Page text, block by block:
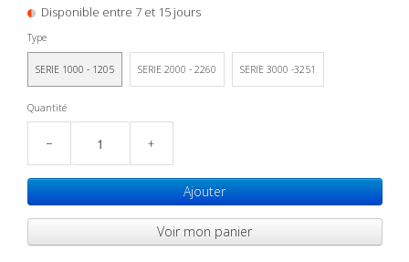
Disponible entre 7 et 15 jours
Type
SERIE 1000 - 1205 SERIE 2000 - 2260 SERIE 3000 -3251
Quantité
− +
Ajouter
Voir mon panier